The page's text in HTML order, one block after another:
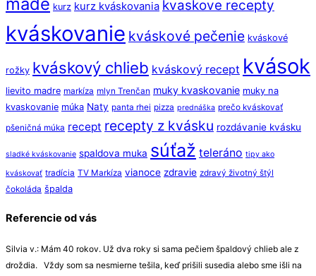
kurz kurz kváskovania kvaskove recepty
kváskovanie kváskové pečenie kváskové
rožky kváskový chlieb kváskový recept kvások
lievito madre markíza mlyn Trenčan muky kvaskovanie muky na
kvaskovanie múka Naty panta rhei pizza prednáška prečo kváskovať
pšeničná múka recept recepty z kvásku rozdávanie kvásku
sladké kváskovanie spaldova muka súťaž teleráno tipy ako
kváskovať tradícia TV Markíza vianoce zdravie zdravý životný štýl
čokoláda špalda
Referencie od vás
Silvia v.: Mám 40 rokov. Už dva roky si sama pečiem špaldový chlieb ale z
droždia. Vždy som sa nesmierne tešila, keď prišili susedia alebo sme išli na